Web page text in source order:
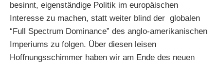
besinnt, eigenständige Politik im europäischen
Interesse zu machen, statt weiter blind der globalen
“Full Spectrum Dominance” des anglo-amerikanischen
Imperiums zu folgen. Über diesen leisen
Hoffnungsschimmer haben wir am Ende des neuen